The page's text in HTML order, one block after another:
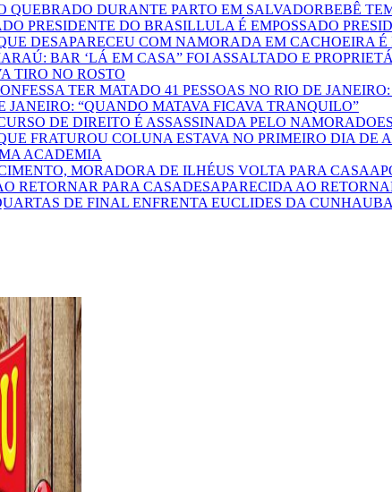
BEBÊ
LULA É EMPOSSADO
DESAPARECEU COM NAMORADA EM CACHOEIRA
TIRO NO ROSTO
JANEIRO: “QUANDO MATAVA FICAVA TRANQUILO”
ACADEMIA
DESAPARECIDA AO